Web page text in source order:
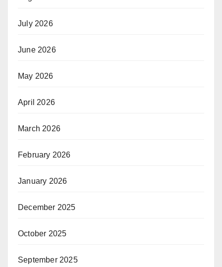
July 2026
June 2026
May 2026
April 2026
March 2026
February 2026
January 2026
December 2025
October 2025
September 2025